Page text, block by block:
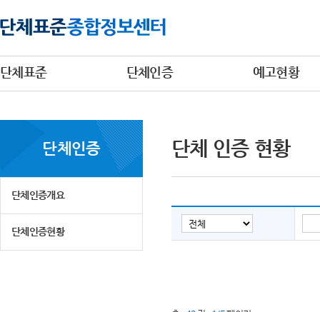
단체표준 단체인증 예고현황
단체인증
단체인증개요
단체인증현황
단체 인증 현황